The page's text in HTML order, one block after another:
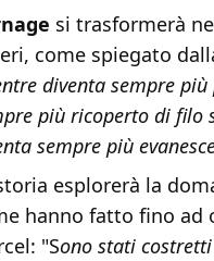
si trasformerà
come spiegato
diventa sempre
più ricoperto di filo
sempre più
esplorerà la
hanno fatto fino ad
"Sono stati